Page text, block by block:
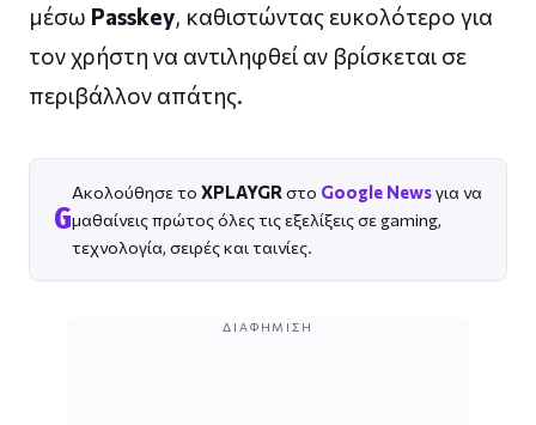
μέσω Passkey, καθιστώντας ευκολότερο για
τον χρήστη να αντιληφθεί αν βρίσκεται σε
περιβάλλον απάτης.
G
Ακολούθησε το XPLAYGR στο Google Newsγια να
μαθαίνεις πρώτος όλες τις εξελίξεις σε gaming,
τεχνολογία, σειρές και ταινίες.
ΔΙΑΦΉΜΙΣΗ